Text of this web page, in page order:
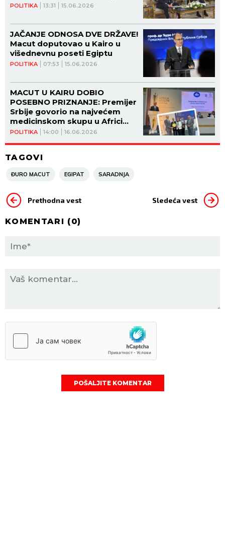
POLITIKA 13:31 15.06.2026
POLITIKA 07:53 15.06.2026
JAČANJE ODNOSA DVE DRŽAVE!
Macut doputovao u Kairo u
višednevnu poseti Egiptu
POLITIKA 14:00 16.06.2026
MACUT U KAIRU DOBIO
POSEBNO PRIZNANJE: Premijer
Srbije govorio na najvećem
medicinskom skupu u Africi
(FOTO)
TAGOVI
ĐURO MACUT EGIPAT SARADNJA
Prethodna vest Sledeća vest
KOMENTARI (0)
POŠALJITE KOMENTAR